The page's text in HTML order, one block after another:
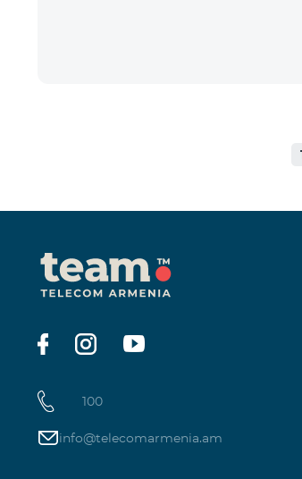
100
info@telecomarmenia.am